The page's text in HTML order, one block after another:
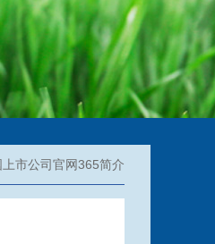
上市公司官网365简介